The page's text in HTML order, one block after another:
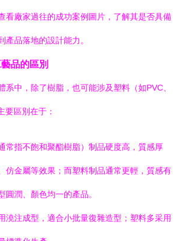
看廠家過往的成功案例圖片，了解其是否具備
產品落地的設計能力。
品的區別
系中，除了樹脂，也可能涉及塑料（如PVC、
要區別在于：
常指不飽和聚酯樹脂）制品硬度高，質感厚
仿金屬等效果；而塑料制品通常更輕，質感有
圓潤、顏色均一的產品。
澆注成型，適合小批量復雜造型；塑料多采用